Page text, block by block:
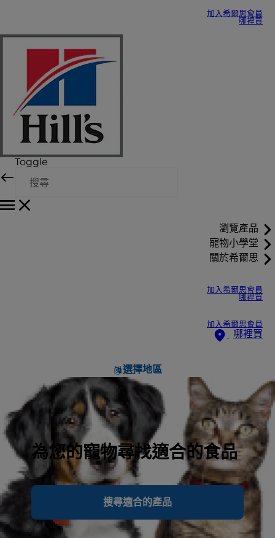
加入希爾思會員
哪裡買
Toggle
瀏覽產品
寵物小學堂
關於希爾思
加入希爾思會員
哪裡買
加入希爾思會員
哪裡買
選擇地區
為您的寵物尋找適合的食品
搜尋適合的產品